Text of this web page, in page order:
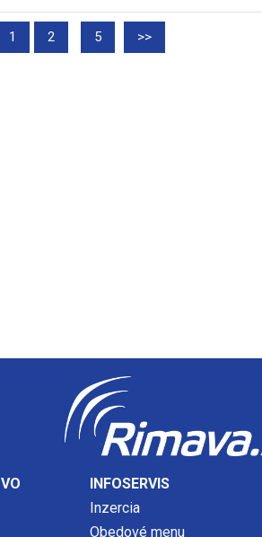
1 2 5 >>
INFOSERVIS
Inzercia
Obedové menu